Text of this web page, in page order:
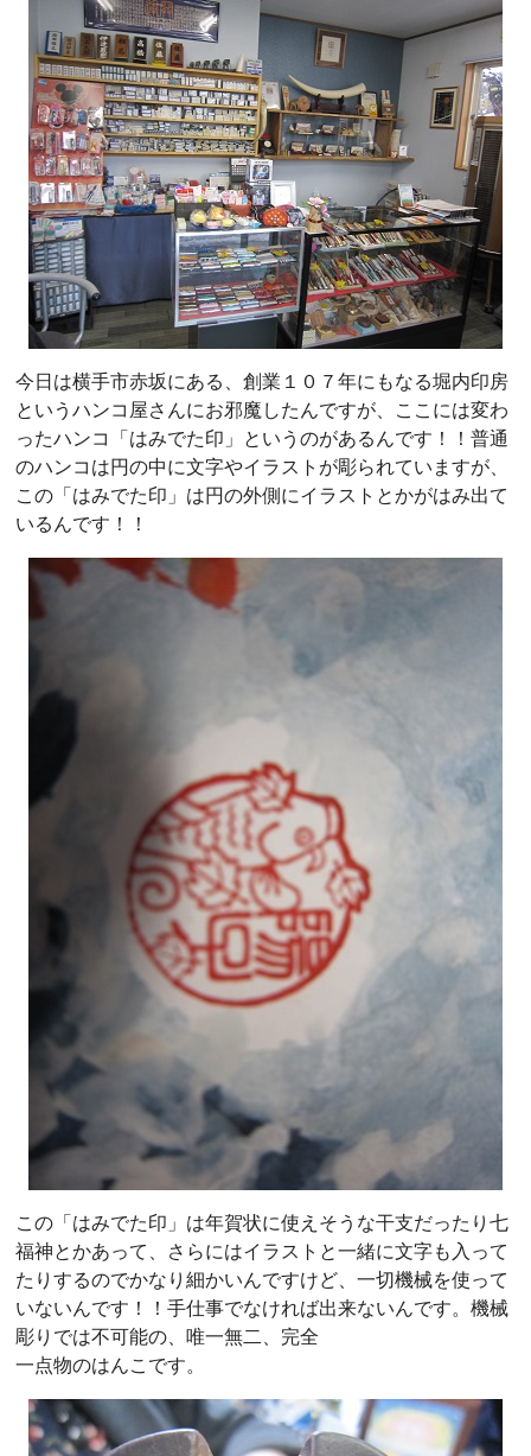
今日は横手市赤坂にある、創業１０７年にもなる堀内印房
というハンコ屋さんにお邪魔したんですが、ここには変わ
ったハンコ「はみでた印」というのがあるんです！！普通
のハンコは円の中に文字やイラストが彫られていますが、
この「はみでた印」は円の外側にイラストとかがはみ出て
いるんです！！
この「はみでた印」は年賀状に使えそうな干支だったり七
福神とかあって、さらにはイラストと一緒に文字も入って
たりするのでかなり細かいんですけど、一切機械を使って
いないんです！！手仕事でなければ出来ないんです。機械
彫りでは不可能の、唯一無二、完全
一点物のはんこです。